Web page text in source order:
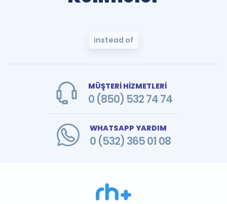
instead of
MÜŞTERİ HİZMETLERİ
0 (850) 532 74 74
WHATSAPP YARDIM
0 (532) 365 01 08